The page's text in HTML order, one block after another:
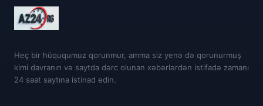
Heç bir hüququmuz qorunmur, amma siz yenə də qorunurmuş
kimi davranın və saytda dərc olunan xəbərlərdən istifadə zamanı
24 saat saytına istinad edin.